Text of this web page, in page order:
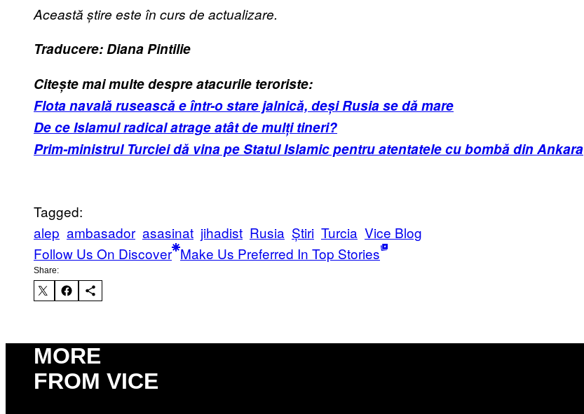
Această știre este în curs de actualizare.
Traducere: Diana Pintilie
Citește mai multe despre atacurile teroriste:
Flota navală rusească e într-o stare jalnică, deși Rusia se dă mare
De ce Islamul radical atrage atât de mulți tineri?
Prim-ministrul Turciei dă vina pe Statul Islamic pentru atentatele cu bombă din Ankara
Tagged:
alep ambasador asasinat jihadist Rusia Știri Turcia Vice Blog
Follow Us On Discover Make Us Preferred In Top Stories
Share:
MORE
FROM VICE